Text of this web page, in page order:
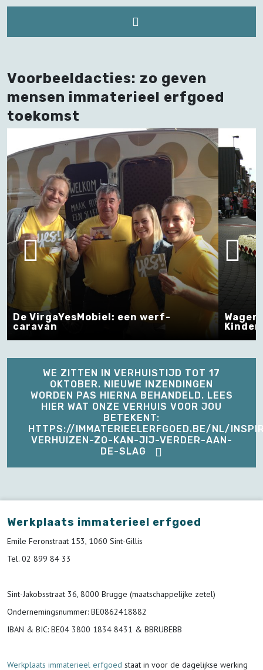
Voorbeeldacties: zo geven
mensen immaterieel erfgoed
toekomst
De VirgaYesMobiel: een werf-
caravan
WE ZITTEN IN VERHUISTIJD TOT 17
OKTOBER. NIEUWE INZENDINGEN
WORDEN PAS HIERNA BEHANDELD. LEES
HIER WAT ONZE VERHUIS VOOR JOU
BETEKENT:
HTTPS://IMMATERIEELERFGOED.BE/NL/
VERHUIZEN-ZO-KAN-JIJ-VERDER-AAN-
DE-SLAG
Werkplaats immaterieel erfgoed
Emile Feronstraat 153, 1060 Sint-Gillis
Tel. 02 899 84 33
Sint-Jakobsstraat 36, 8000 Brugge (maatschappelijke zetel)
Ondernemingsnummer: BE0862418882
IBAN & BIC: BE04 3800 1834 8431 & BBRUBEBB
Werkplaats immaterieel erfgoed staat in voor de dagelijkse werking